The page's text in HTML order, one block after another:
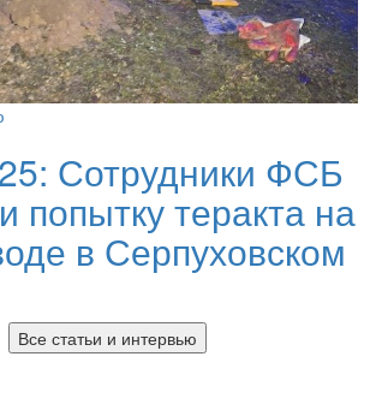
Сотрудники ФСБ
попытку теракта на
в Серпуховском
Все статьи и интервью